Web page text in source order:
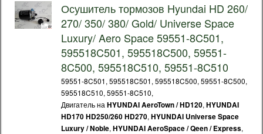
Осушитель тормозов Hyundai HD 260/
270/ 350/ 380/ Gold/ Universe Space
Luxury/ Aero Space 59551-8C501,
595518C501, 595518C500, 59551-
8C500, 595518C510, 59551-8C510
59551-8C501, 595518C501, 595518C500, 59551-8C500,
595518C510, 59551-8C510,
Двигатель на HYUNDAI AeroTown / HD120, HYUNDAI
HD170 HD250/260 HD270, HYUNDAI Universe Space
Luxury / Noble, HYUNDAI AeroSpace / Qeen / Express,